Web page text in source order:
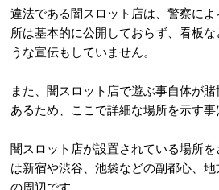
違法である闇スロット店は、警察に
所は基本的に公開しておらず、看板
うな宣伝もしていません。
また、闇スロット店で遊ぶ事自体が
あるため、ここで詳細な場所を示す事
闇スロット店が設置されている場所
は新宿や渋谷、池袋などの副都心、
の周辺です。